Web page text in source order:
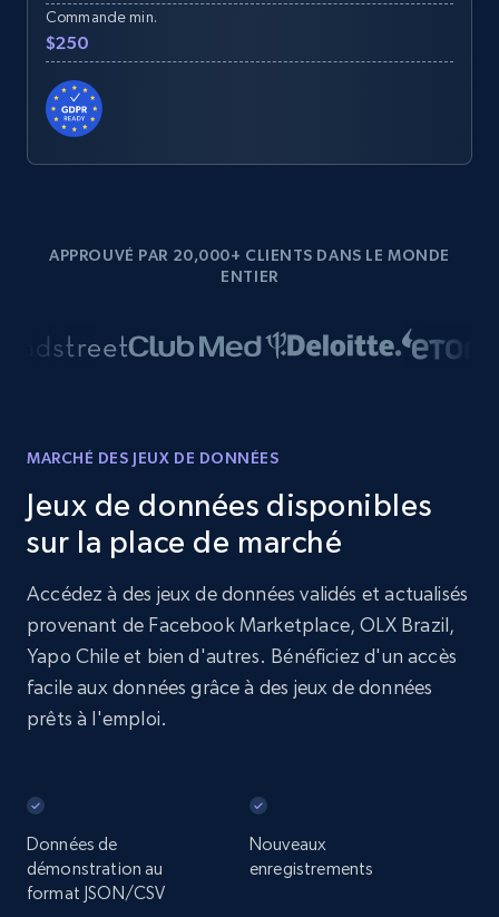
Commande min.
$250
APPROUVÉ PAR 20,000+ CLIENTS DANS LE MONDE
ENTIER
MARCHÉ DES JEUX DE DONNÉES
Jeux de données disponibles
sur la place de marché
Accédez à des jeux de données validés et actualisés
provenant de Facebook Marketplace, OLX Brazil,
Yapo Chile et bien d'autres. Bénéficiez d'un accès
facile aux données grâce à des jeux de données
prêts à l'emploi.
Données de
démonstration au
format JSON/CSV
Nouveaux
enregistrements